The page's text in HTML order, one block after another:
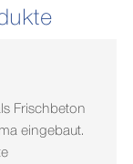
Frischbeton
eingebaut.